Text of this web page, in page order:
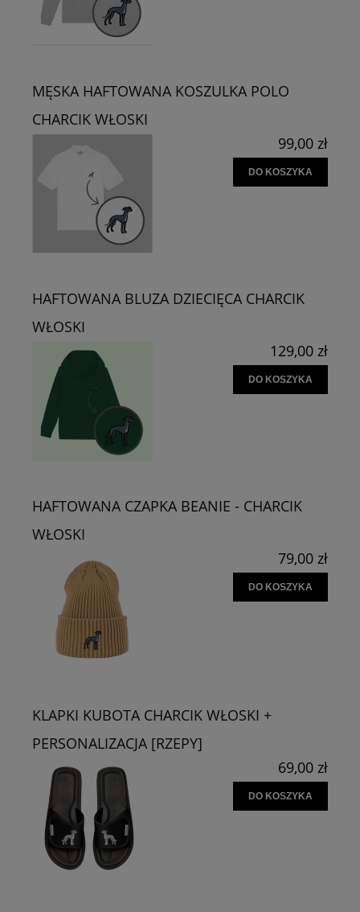
MĘSKA HAFTOWANA KOSZULKA POLO
CHARCIK WŁOSKI
99,00 zł
DO KOSZYKA
HAFTOWANA BLUZA DZIECIĘCA CHARCIK
WŁOSKI
129,00 zł
DO KOSZYKA
HAFTOWANA CZAPKA BEANIE - CHARCIK
WŁOSKI
79,00 zł
DO KOSZYKA
KLAPKI KUBOTA CHARCIK WŁOSKI +
PERSONALIZACJA [RZEPY]
69,00 zł
DO KOSZYKA